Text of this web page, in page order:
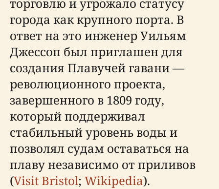
города как крупного порта. В
ответ на это инженер Уильям
Джессоп был приглашен для
создания Плавучей гавани —
революционного проекта,
завершенного в 1809 году,
который поддерживал
стабильный уровень воды и
позволял судам оставаться на
плаву независимо от приливов
(Visit Bristol; Wikipedia).